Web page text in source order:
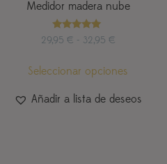
Medidor madera nube
Valorado
con
29,95 € - 32,95 €
Seleccionar opciones
Añadir a lista de deseos